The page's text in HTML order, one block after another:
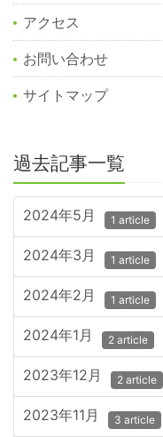
アクセス
お問い合わせ
サイトマップ
過去記事一覧
2024年5月 1 article
2024年3月 1 article
2024年2月 1 article
2024年1月 2 article
2023年12月 2 article
2023年11月 3 article